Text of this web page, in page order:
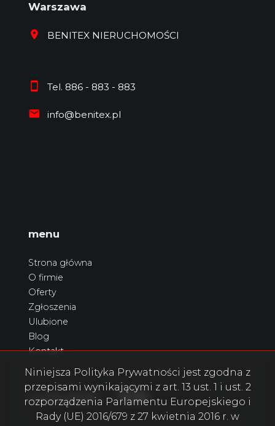
Warszawa
BENITEX NIERUCHOMOŚCI
Tel. 886 - 883 - 883
info@benitex.pl
menu
Strona główna
O firmie
Oferty
Zgłoszenia
Ulubione
Blog
Kontakt
social.media Facebook
Facebook
Facebook
Niniejsza Polityka Prywatności jest zgodna z
przepisami wynikającymi z art. 13 ust. 1 i ust. 2
rozporządzenia Parlamentu Europejskiego i
Rady (UE) 2016/679 z 27 kwietnia 2016 r. w